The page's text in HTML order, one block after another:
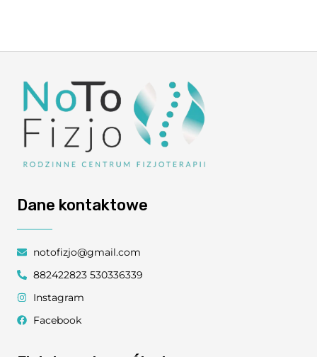
Dane kontaktowe
notofizjo@gmail.com
882422823 530336339
Instagram
Facebook